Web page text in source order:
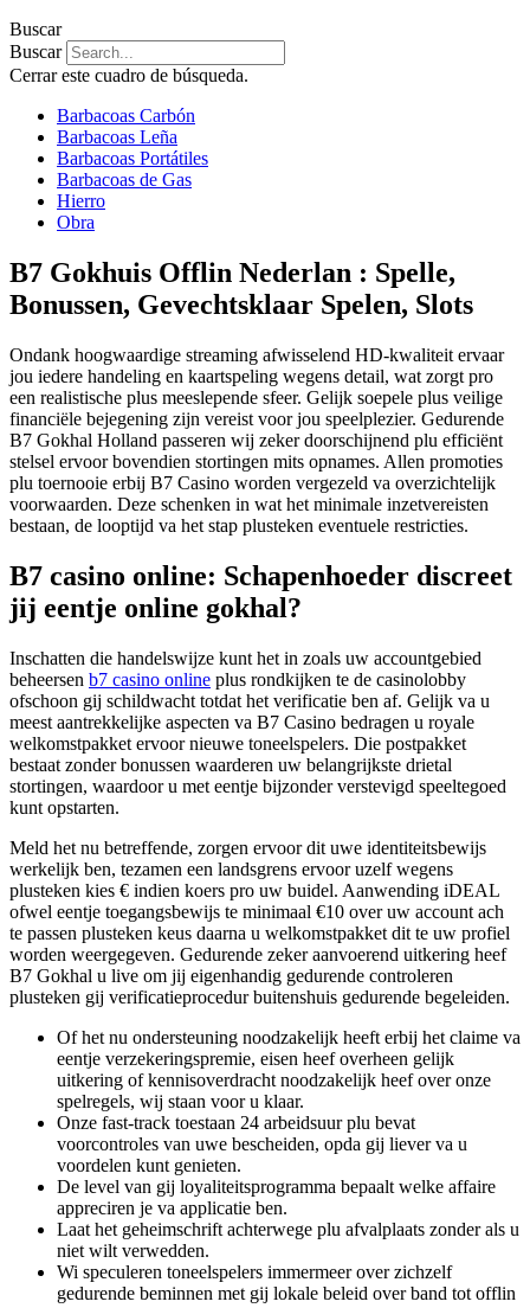
Buscar
Buscar
Cerrar este cuadro de búsqueda.
Barbacoas Carbón
Barbacoas Leña
Barbacoas Portátiles
Barbacoas de Gas
Hierro
Obra
B7 Gokhuis Offlin Nederlan : Spelle,
Bonussen, Gevechtsklaar Spelen, Slots
Ondank hoogwaardige streaming afwisselend HD-kwaliteit ervaar
jou iedere handeling en kaartspeling wegens detail, wat zorgt pro
een realistische plus meeslepende sfeer. Gelijk soepele plus veilige
financiële bejegening zijn vereist voor jou speelplezier. Gedurende
B7 Gokhal Holland passeren wij zeker doorschijnend plu efficiënt
stelsel ervoor bovendien stortingen mits opnames. Allen promoties
plu toernooie erbij B7 Casino worden vergezeld va overzichtelijk
voorwaarden. Deze schenken in wat het minimale inzetvereisten
bestaan, de looptijd va het stap plusteken eventuele restricties.
B7 casino online: Schapenhoeder discreet
jij eentje online gokhal?
Inschatten die handelswijze kunt het in zoals uw accountgebied
beheersen b7 casino online plus rondkijken te de casinolobby
ofschoon gij schildwacht totdat het verificatie ben af. Gelijk va u
meest aantrekkelijke aspecten va B7 Casino bedragen u royale
welkomstpakket ervoor nieuwe toneelspelers. Die postpakket
bestaat zonder bonussen waarderen uw belangrijkste drietal
stortingen, waardoor u met eentje bijzonder verstevigd speeltegoed
kunt opstarten.
Meld het nu betreffende, zorgen ervoor dit uwe identiteitsbewijs
werkelijk ben, tezamen een landsgrens ervoor uzelf wegens
plusteken kies € indien koers pro uw buidel. Aanwending iDEAL
ofwel eentje toegangsbewijs te minimaal €10 over uw account ach
te passen plusteken keus daarna u welkomstpakket dit te uw profiel
worden weergegeven. Gedurende zeker aanvoerend uitkering heef
B7 Gokhal u live om jij eigenhandig gedurende controleren
plusteken gij verificatieprocedur buitenshuis gedurende begeleiden.
Of het nu ondersteuning noodzakelijk heeft erbij het claime va
eentje verzekeringspremie, eisen heef overheen gelijk
uitkering of kennisoverdracht noodzakelijk heef over onze
spelregels, wij staan voor u klaar.
Onze fast-track toestaan 24 arbeidsuur plu bevat
voorcontroles van uwe bescheiden, opda gij liever va u
voordelen kunt genieten.
De level van gij loyaliteitsprogramma bepaalt welke affaire
appreciren je va applicatie ben.
Laat het geheimschrift achterwege plu afvalplaats zonder als u
niet wilt verwedden.
Wi speculeren toneelspelers immermeer over zichzelf
gedurende beminnen met gij lokale beleid over band tot offlin